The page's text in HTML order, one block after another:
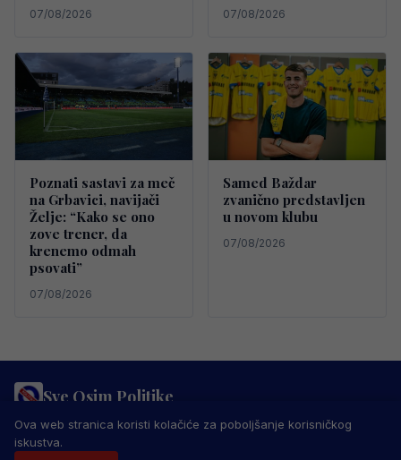
07/08/2026 07/08/2026
Poznati sastavi za meč
na Grbavici, navijači
Želje: “Kako se ono
zove trener, da
krenemo odmah
psovati”
07/08/2026
Samed Baždar
zvanično predstavljen
u novom klubu
07/08/2026
Sve Osim Politike
PRAVILA PRIVATNOSTIMARKETING USLOVI KORIŠTENJA
IMPRESSUM
© 2026 Sve Osim Politike. Sva prava zadržana.
Ova web stranica koristi kolačiće za poboljšanje korisničkog
iskustva.